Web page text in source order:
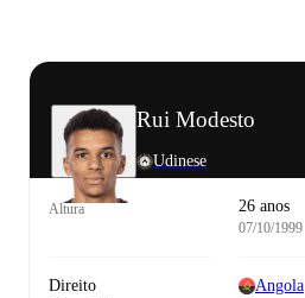
Rui Modesto
Udinese
Altura 26 anos
07/10/1999
Direito Angola